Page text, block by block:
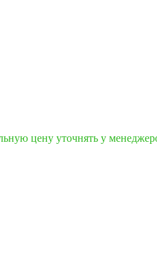
цену уточнять у